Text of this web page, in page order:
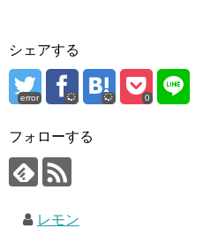
シェアする
error 0
フォローする
レモン